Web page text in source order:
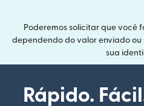
Poderemos solicitar que você
dependendo do valor enviado
sua
Rápido.